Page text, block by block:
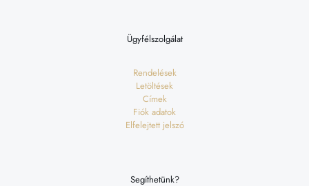
Ügyfélszolgálat
Rendelések
Letöltések
Címek
Fiók adatok
Elfelejtett jelszó
Segíthetünk?